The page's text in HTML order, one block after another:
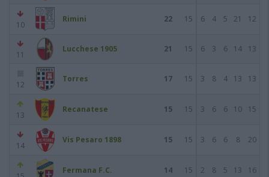
10
Rimini 22 15 6 4 5 21 12
11
Lucchese 1905 21 15 6 3 6 14 13
12
Torres 17 15 3 8 4 13 13
13
Recanatese 15 15 3 6 6 10 15
14
Vis Pesaro 1898 15 15 3 6 6 8 20
Fermana F.C. 14 15 2 8 5 13 16